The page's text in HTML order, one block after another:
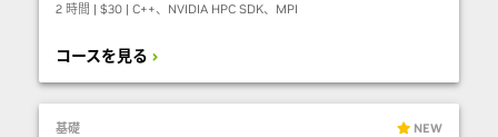
2 時間 | $30 | C++、NVIDIA HPC SDK、MPI
コースを見る
基礎 NEW